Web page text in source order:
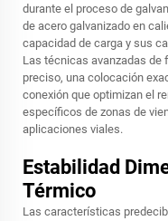
durante el proceso de
de acero galvanizado en
capacidad de carga y sus
Las técnicas avanzadas de
preciso, una colocación
conexión que optimizan el
específicos de zonas de
aplicaciones viales.
Estabilidad
Térmico
Las características